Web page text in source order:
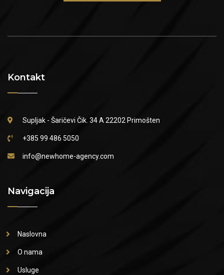
Kontakt
Supljak - Šaričevi Čik. 34 A 22202 Primošten
+385 99 486 5050
info@newhome-agency.com
Navigacija
Naslovna
O nama
Usluge